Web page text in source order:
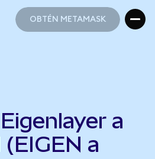
OBTÉN METAMASK
a
a